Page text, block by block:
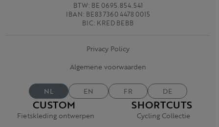
CUSTOM
Fietskleding ontwerpen
SHORTCUTS
Cycling Collectie
BTW: BE 0695.854.541
IBAN: BE83 7360 4478 0015
BIC: KRED BEBB
Privacy Policy
Algemene voorwaarden
NL EN FR DE